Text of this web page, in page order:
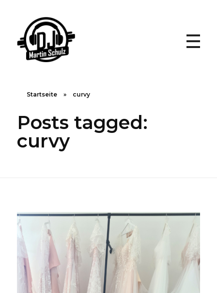
Startseite » curvy
Posts tagged:
curvy